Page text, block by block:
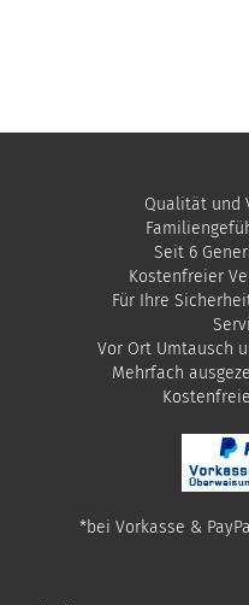
Qualität und
Seit 6
Kostenfreier
Für Ihre
Vor Ort Umtausch
Mehrfach
*bei Vorkasse &